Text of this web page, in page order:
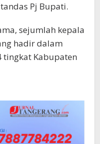
Pj Bupati.
sejumlah kepala
hadir dalam
tingkat Kabupaten